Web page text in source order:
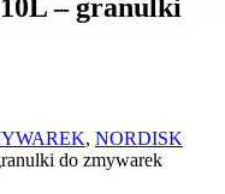
– granulki
, NORDISK
do zmywarek